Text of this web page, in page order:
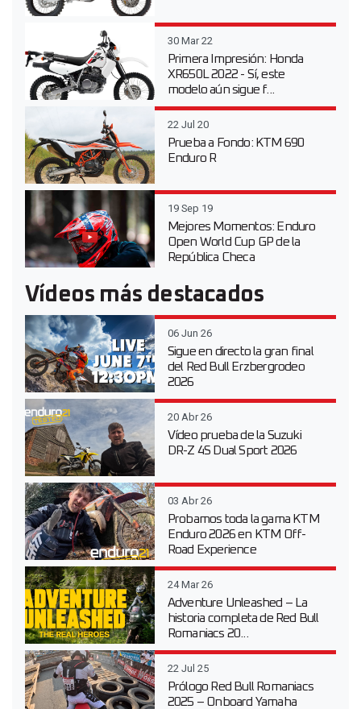
30 Mar 22
Primera Impresión: Honda
XR650L 2022 - Sí, este
modelo aún sigue f...
22 Jul 20
Prueba a Fondo: KTM 690
Enduro R
19 Sep 19
Mejores Momentos: Enduro
Open World Cup GP de la
República Checa
Vídeos más destacados
06 Jun 26
Sigue en directo la gran final
del Red Bull Erzbergrodeo
2026
20 Abr 26
Vídeo prueba de la Suzuki
DR-Z 4S Dual Sport 2026
03 Abr 26
Probamos toda la gama KTM
Enduro 2026 en KTM Off-
Road Experience
24 Mar 26
Adventure Unleashed – La
historia completa de Red Bull
Romaniacs 20...
22 Jul 25
Prólogo Red Bull Romaniacs
2025 – Onboard Yamaha